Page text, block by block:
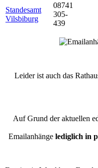
Standesamt
Vilsbiburg
08741
305-
439
Leider ist auch das
Auf Grund der aktuellen
Emailanhänge lediglich in